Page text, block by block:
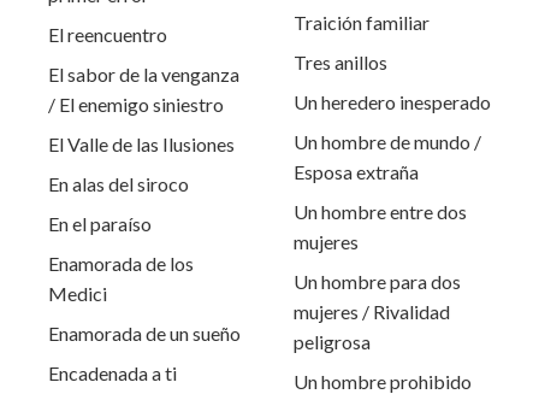
El reencuentro
El sabor de la venganza
/ El enemigo siniestro
El Valle de las Ilusiones
En alas del siroco
En el paraíso
Enamorada de los
Medici
Enamorada de un sueño
Encadenada a ti
Traición familiar
Tres anillos
Un heredero inesperado
Un hombre de mundo /
Esposa extraña
Un hombre entre dos
mujeres
Un hombre para dos
mujeres / Rivalidad
peligrosa
Un hombre prohibido